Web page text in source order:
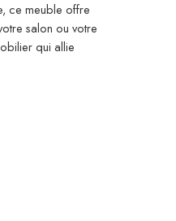
ce meuble offre
salon ou votre
qui allie